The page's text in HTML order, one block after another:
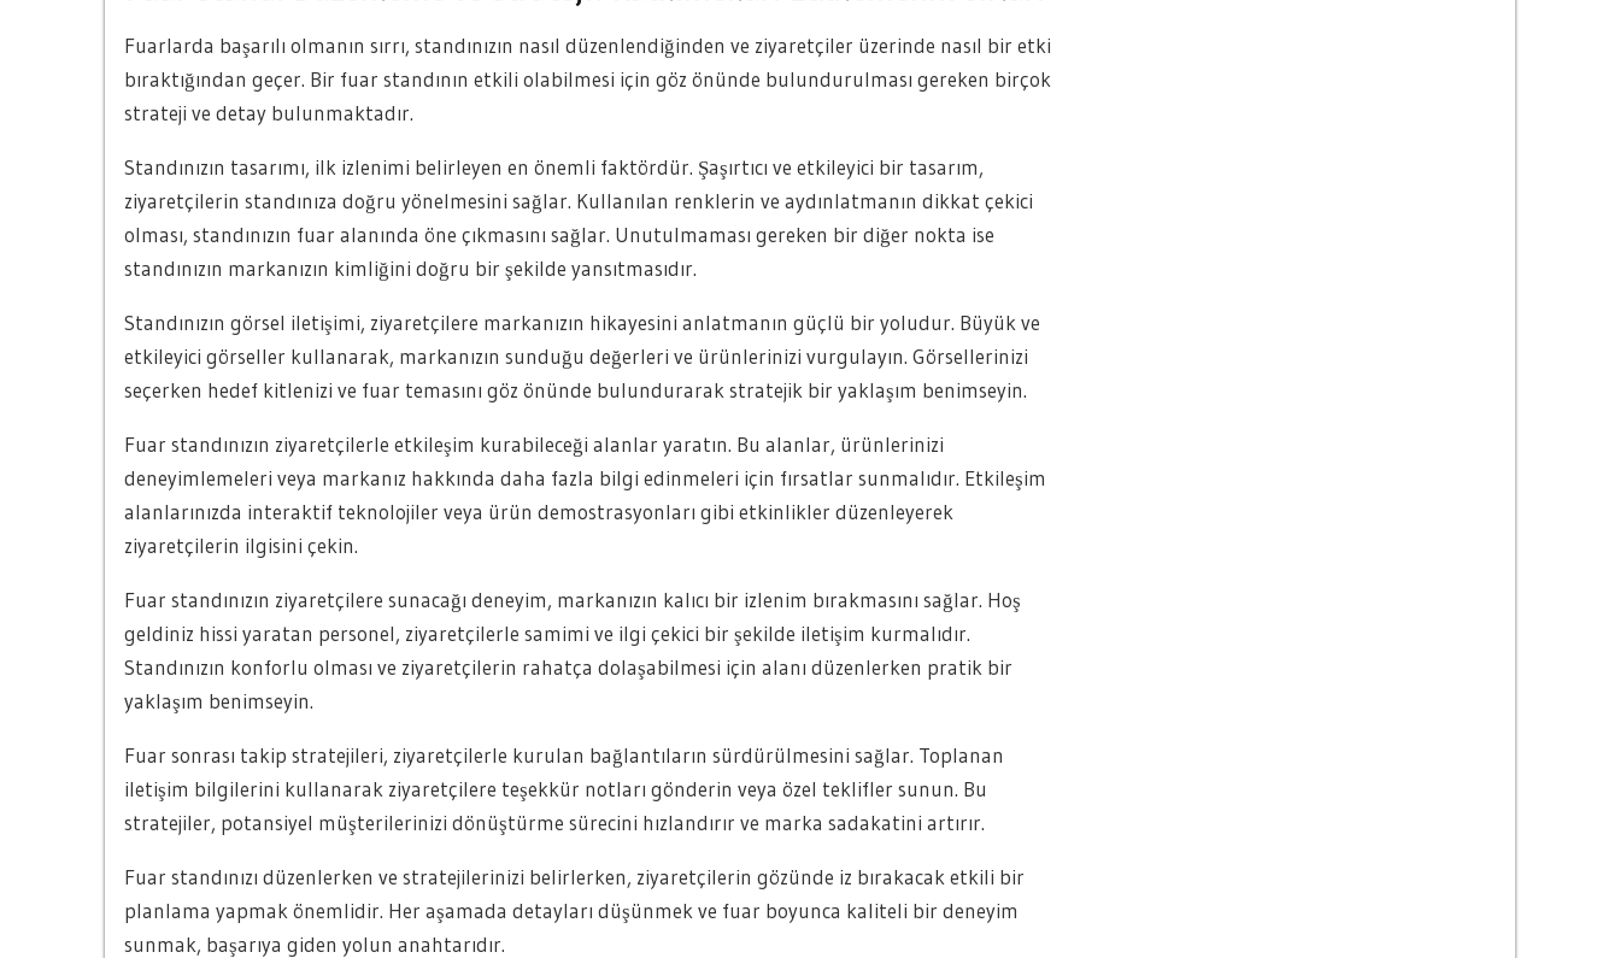
Fuarlarda başarılı olmanın sırrı, standınızın nasıl düzenlendiğinden ve ziyaretçiler üzerinde nasıl bir etki
bıraktığından geçer. Bir fuar standının etkili olabilmesi için göz önünde bulundurulması gereken birçok
strateji ve detay bulunmaktadır.
Standınızın tasarımı, ilk izlenimi belirleyen en önemli faktördür. Şaşırtıcı ve etkileyici bir tasarım,
ziyaretçilerin standınıza doğru yönelmesini sağlar. Kullanılan renklerin ve aydınlatmanın dikkat çekici
olması, standınızın fuar alanında öne çıkmasını sağlar. Unutulmaması gereken bir diğer nokta ise
standınızın markanızın kimliğini doğru bir şekilde yansıtmasıdır.
Standınızın görsel iletişimi, ziyaretçilere markanızın hikayesini anlatmanın güçlü bir yoludur. Büyük ve
etkileyici görseller kullanarak, markanızın sunduğu değerleri ve ürünlerinizi vurgulayın. Görsellerinizi
seçerken hedef kitlenizi ve fuar temasını göz önünde bulundurarak stratejik bir yaklaşım benimseyin.
Fuar standınızın ziyaretçilerle etkileşim kurabileceği alanlar yaratın. Bu alanlar, ürünlerinizi
deneyimlemeleri veya markanız hakkında daha fazla bilgi edinmeleri için fırsatlar sunmalıdır. Etkileşim
alanlarınızda interaktif teknolojiler veya ürün demostrasyonları gibi etkinlikler düzenleyerek
ziyaretçilerin ilgisini çekin.
Fuar standınızın ziyaretçilere sunacağı deneyim, markanızın kalıcı bir izlenim bırakmasını sağlar. Hoş
geldiniz hissi yaratan personel, ziyaretçilerle samimi ve ilgi çekici bir şekilde iletişim kurmalıdır.
Standınızın konforlu olması ve ziyaretçilerin rahatça dolaşabilmesi için alanı düzenlerken pratik bir
yaklaşım benimseyin.
Fuar sonrası takip stratejileri, ziyaretçilerle kurulan bağlantıların sürdürülmesini sağlar. Toplanan
iletişim bilgilerini kullanarak ziyaretçilere teşekkür notları gönderin veya özel teklifler sunun. Bu
stratejiler, potansiyel müşterilerinizi dönüştürme sürecini hızlandırır ve marka sadakatini artırır.
Fuar standınızı düzenlerken ve stratejilerinizi belirlerken, ziyaretçilerin gözünde iz bırakacak etkili bir
planlama yapmak önemlidir. Her aşamada detayları düşünmek ve fuar boyunca kaliteli bir deneyim
sunmak, başarıya giden yolun anahtarıdır.